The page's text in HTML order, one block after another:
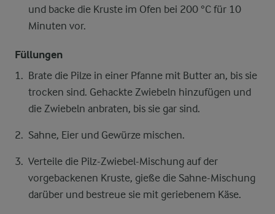
und backe die Kruste im Ofen bei 200 °C für 10
Minuten vor.
Füllungen
Brate die Pilze in einer Pfanne mit Butter an, bis sie
trocken sind. Gehackte Zwiebeln hinzufügen und
die Zwiebeln anbraten, bis sie gar sind.
Sahne, Eier und Gewürze mischen.
Verteile die Pilz-Zwiebel-Mischung auf der
vorgebackenen Kruste, gieße die Sahne-Mischung
darüber und bestreue sie mit geriebenem Käse.